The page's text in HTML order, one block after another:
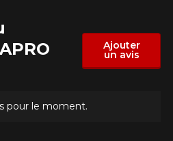
Ajouter
un avis
pour le moment.